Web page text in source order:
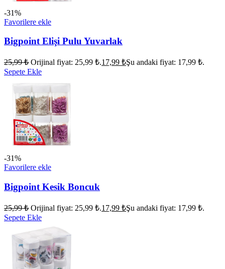
-31%
Favorilere ekle
Bigpoint Elişi Pulu Yuvarlak
25,99₺ Orijinal fiyat: 25,99 ₺.17,99 ₺Şu andaki fiyat: 17,99 ₺.
Sepete Ekle
-31%
Favorilere ekle
Bigpoint Kesik Boncuk
25,99₺ Orijinal fiyat: 25,99 ₺.17,99 ₺Şu andaki fiyat: 17,99 ₺.
Sepete Ekle